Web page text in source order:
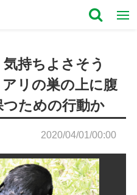
気持ちよさそう
リの巣の上に腹
ための行動か
2020/04/01/00:00